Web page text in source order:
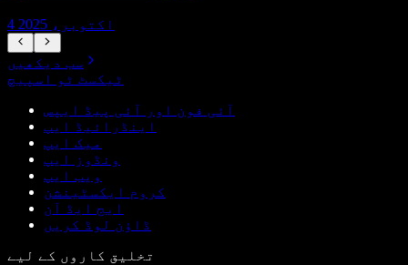
4 اکتوبر، 2025
سب دیکھیں
ٹیکسٹ ٹو اسپیچ
آئی فون اور آئی پیڈ ایپس
اینڈرائیڈ ایپ
میک ایپ
ونڈوز ایپ
ویب ایپ
کروم ایکسٹینشن
ایج ایڈ آن
ڈاؤن لوڈ کریں
تخلیق کاروں کے لیے